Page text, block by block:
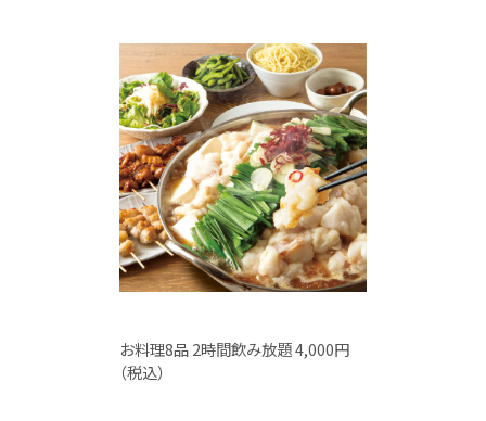
お料理8品 2時間飲み放題 4,000円
（税込）